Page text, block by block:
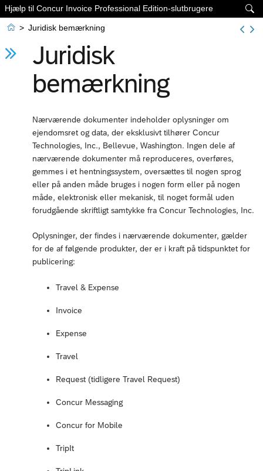

Hjælp til Concur Invoice Professional Edition-slutbrugere
 > Juridisk bemærkning
Juridisk
bemærkning
Nærværende dokumenter indeholder oplysninger om
ejendomsret og data, der eksklusivt tilhører Concur
Technologies, Inc., Bellevue, Washington. Ingen dele af
nærværende dokumenter må reproduceres, overføres,
gemmes i et hentningssystem, oversættes til nogen sprog
eller på anden måde bruges i nogen form eller på nogen
måde, elektronisk eller mekanisk, til noget formål uden
forudgående skriftligt samtykke fra Concur Technologies, Inc.
Oplysninger, der findes i nærværende dokumenter, gælder
for de af følgende produkter, der er i kraft på tidspunktet for
publicering:
Travel & Expense
Invoice
Expense
Travel
Request (tidligere Travel Request)
Concur Messaging
Concur for Mobile
TripIt